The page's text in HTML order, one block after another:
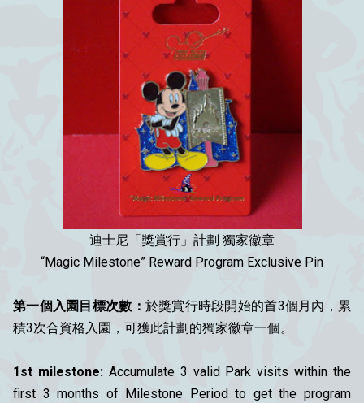
迪士尼「獎賞行」計劃 獨家徽章
“Magic Milestone” Reward Program Exclusive Pin
第一個入園目標次數： 於獎賞行時段開始的首3個月內，累
積3次合資格入園，可獲此計劃的獨家徽章一個。
1st milestone:Accumulate 3 valid Park visits within the
first 3 months of Milestone Period to get the program